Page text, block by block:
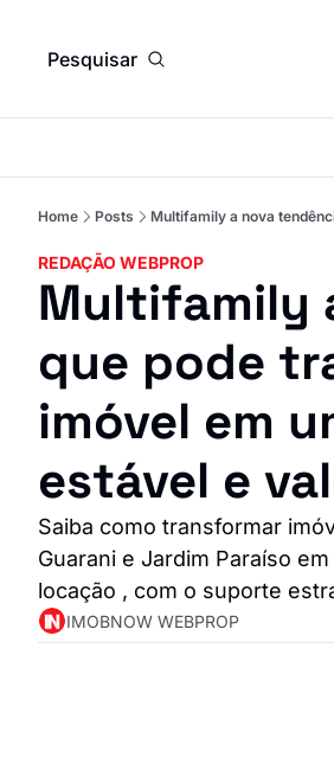
Pesquisar
Home Posts Multifamily a nova
REDAÇÃO WEBPROP
Multifamily
que pode
imóvel em
estável e
Saiba como transformar
Guarani e Jardim Paraíso
locação , com o suporte
IMOBNOW WEBPROP